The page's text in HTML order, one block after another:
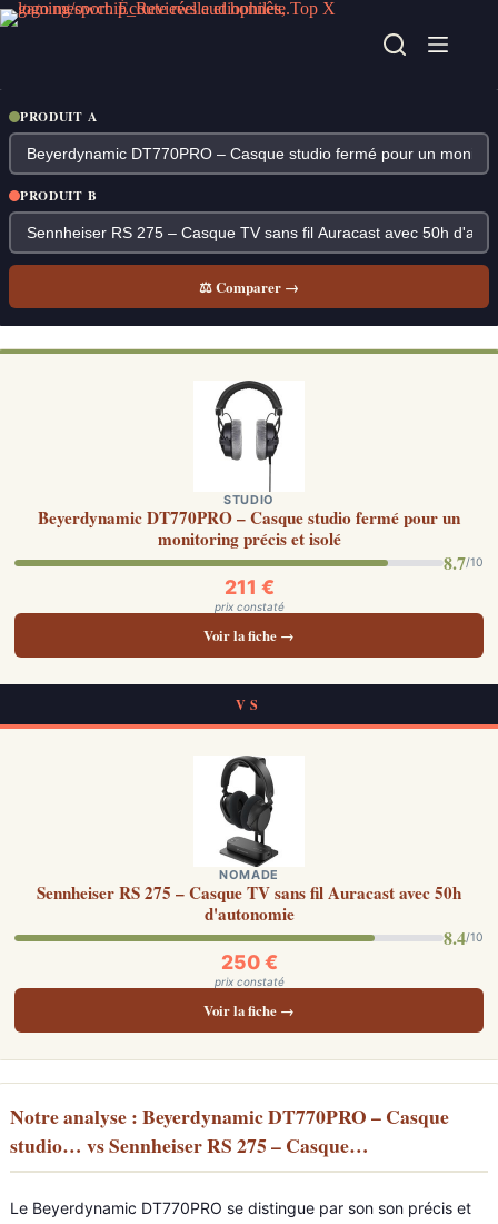
Passer
au
PRODUIT A
PRODUIT B
⚖ Comparer →
STUDIO
Beyerdynamic DT770PRO – Casque studio fermé pour un
monitoring précis et isolé
8.7/10
211 €
prix constaté
Voir la fiche →
VS
NOMADE
Sennheiser RS 275 – Casque TV sans fil Auracast avec 50h
d'autonomie
8.4/10
250 €
prix constaté
Voir la fiche →
Notre analyse : Beyerdynamic DT770PRO – Casque
studio… vs Sennheiser RS 275 – Casque…
Le Beyerdynamic DT770PRO se distingue par son son précis et